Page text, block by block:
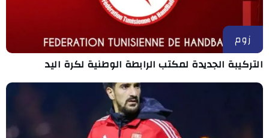
زوم
التركيبة الجديدة لمكتب الرابطة الوطنية لكرة اليد